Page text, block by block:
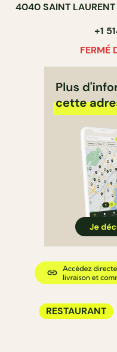
4040 SAINT
+1
FERMÉ
RESTAURANT